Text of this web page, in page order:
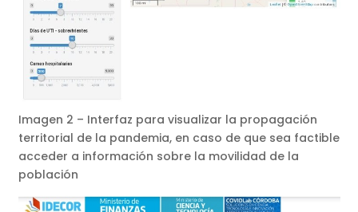
Imagen 2 – Interfaz para visualizar la propagación
territorial de la pandemia, en caso de que sea factible
acceder a información sobre la movilidad de la
población